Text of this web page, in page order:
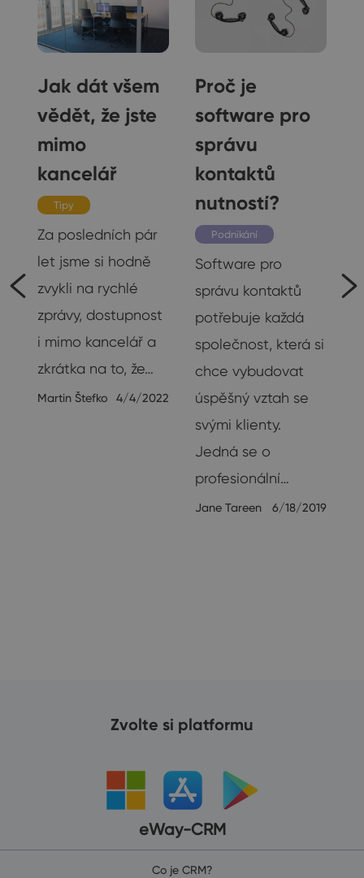
Jak dát všem
vědět, že jste
mimo
kancelář
Tipy
Za posledních pár
let jsme si hodně
zvykli na rychlé
zprávy, dostupnost
i mimo kancelář a
zkrátka na to, že…
Martin Štefko 4/4/2022
Proč je
software pro
správu
kontaktů
nutností?
Podnikání
Software pro
správu kontaktů
potřebuje každá
společnost, která si
chce vybudovat
úspěšný vztah se
svými klienty.
Jedná se o
profesionální…
Jane Tareen 6/18/2019
Zvolte si platformu
eWay-CRM
Co je CRM?